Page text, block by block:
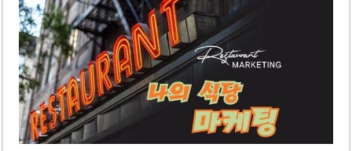
우크라이나 전황 1,623일: 키이우, 탄도미사일 요격 실패…드론, 모스크바 집
호찌민 Đá Đỏ 수로 정비 사업, 2026년 말 완공 목표
미 국방부, 육군 참모총장 임명 난항
조세심판원, 배우 유연석 30억 세금 불복 청구 기각